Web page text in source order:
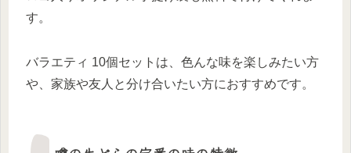
す。
バラエティ 10個セットは、色んな味を楽しみたい方
や、家族や友人と分け合いたい方におすすめです。